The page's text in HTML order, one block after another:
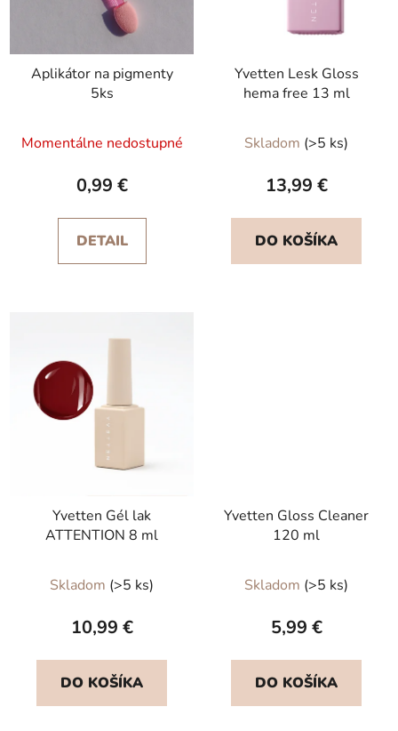
Aplikátor na pigmenty
5ks
Momentálne nedostupné
0,99 €
DETAIL
Yvetten Lesk Gloss
hema free 13 ml
hodnotenie
produktu
5,0
z
Skladom (>5 ks)
13,99 €
DO KOŠÍKA
Yvetten Gél lak
ATTENTION 8 ml
Skladom (>5 ks)
10,99 €
DO KOŠÍKA
Yvetten Gloss Cleaner
120 ml
hodnotenie
produktu
5,0
z
Skladom (>5 ks)
5,99 €
DO KOŠÍKA